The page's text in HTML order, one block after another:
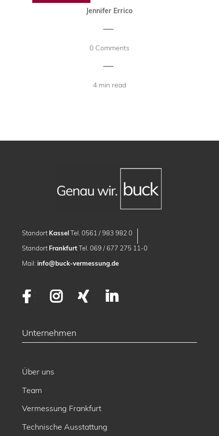
Jennifer Errico
|
0 Comments
|
4 min read
Standort KasselTel. 0561 / 983 982 0
Standort FrankfurtTel. 069 / 677 275 11-0
Mail: info@buck-vermessung.de
FacebookInstagram
XING
Unternehmen
Über uns
Team
Vermessung Frankfurt
Technische Ausstattung